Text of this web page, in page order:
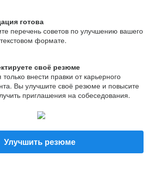
готова
перечень советов по улучшению вашего
формате.
своё резюме
внести правки от карьерного
Вы улучшите своё резюме и повысите
приглашения на собеседования.
Улучшить резюме